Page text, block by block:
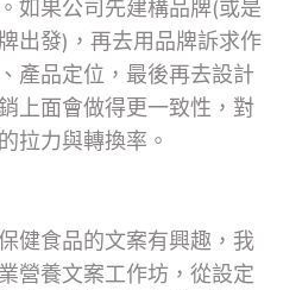
如果公司先建構品牌(或是
出發)，再去用品牌訴求作
產品定位，最後再去設計
上面會做得更一致性，對
拉力與轉換率。
健食品的文案有興趣，我
營養文案工作坊，從設定